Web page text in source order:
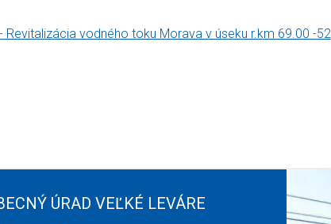
vodného toku Morava v úseku r.km 69.00 -52
ÚRAD VEĽKÉ LEVÁRE